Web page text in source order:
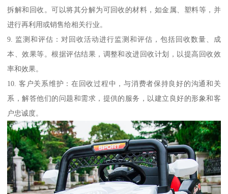
拆解和回收。可以将其分解为可回收的材料，如金属、塑料等，并
进行再利用或销售给相关行业。
9. 监测和评估：对回收活动进行监测和评估，包括回收数量、成
本、效果等。根据评估结果，调整和改进回收计划，以提高回收效
率和效果。
10. 客户关系维护：在回收过程中，与消费者保持良好的沟通和关
系，解答他们的问题和需求，提供的服务，以建立良好的形象和客
户忠诚度。